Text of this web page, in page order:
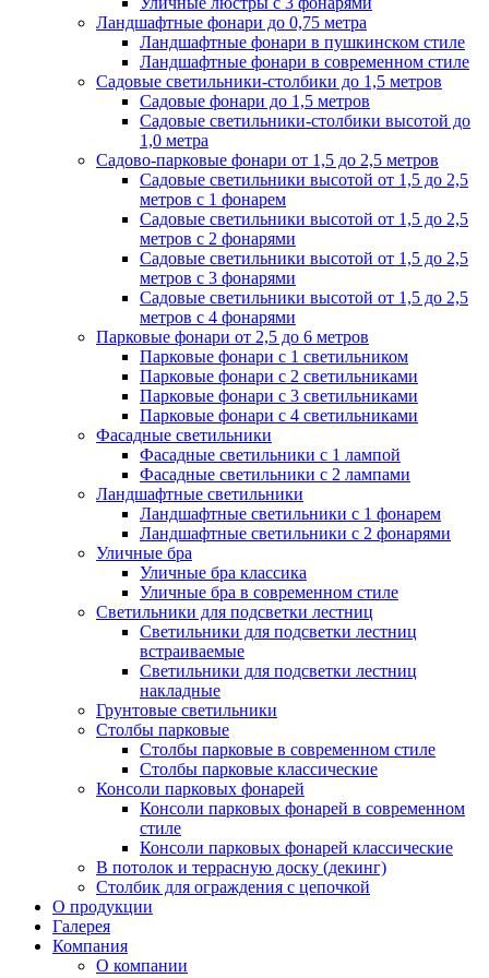
Ландшафтные фонари до 0,75 метра
Ландшафтные фонари в пушкинском стиле
Ландшафтные фонари в современном стиле
Садовые светильники-столбики до 1,5 метров
Садовые фонари до 1,5 метров
Садовые светильники-столбики высотой до
1,0 метра
Садово-парковые фонари от 1,5 до 2,5 метров
Садовые светильники высотой от 1,5 до 2,5
метров с 1 фонарем
Садовые светильники высотой от 1,5 до 2,5
метров с 2 фонарями
Садовые светильники высотой от 1,5 до 2,5
метров с 3 фонарями
Садовые светильники высотой от 1,5 до 2,5
метров с 4 фонарями
Парковые фонари от 2,5 до 6 метров
Парковые фонари с 1 светильником
Парковые фонари с 2 светильниками
Парковые фонари с 3 светильниками
Парковые фонари с 4 светильниками
Фасадные светильники
Фасадные светильники с 1 лампой
Фасадные светильники c 2 лампами
Ландшафтные светильники
Ландшафтные светильники с 1 фонарем
Ландшафтные светильники с 2 фонарями
Уличные бра
Уличные бра классика
Уличные бра в современном стиле
Светильники для подсветки лестниц
Светильники для подсветки лестниц
встраиваемые
Светильники для подсветки лестниц
накладные
Грунтовые светильники
Столбы парковые
Столбы парковые в современном стиле
Столбы парковые классические
Консоли парковых фонарей
Консоли парковых фонарей в современном
стиле
Консоли парковых фонарей классические
В потолок и террасную доску (декинг)
Столбик для ограждения с цепочкой
О продукции
Галерея
Компания
О компании